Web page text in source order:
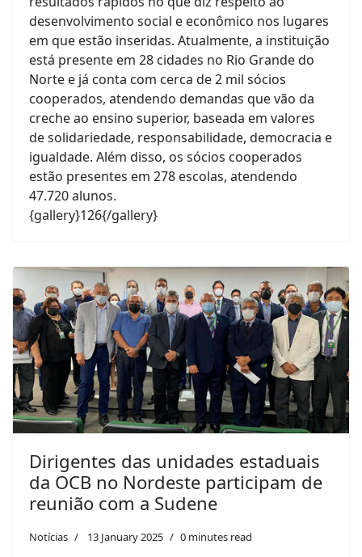
desenvolvimento social e econômico nos lugares
em que estão inseridas. Atualmente, a instituição
está presente em 28 cidades no Rio Grande do
Norte e já conta com cerca de 2 mil sócios
cooperados, atendendo demandas que vão da
creche ao ensino superior, baseada em valores
de solidariedade, responsabilidade, democracia e
igualdade. Além disso, os sócios cooperados
estão presentes em 278 escolas, atendendo
47.720 alunos.
{gallery}126{/gallery}
Dirigentes das unidades estaduais
da OCB no Nordeste participam de
reunião com a Sudene
Notícias 13 January 2025 0 minutes read